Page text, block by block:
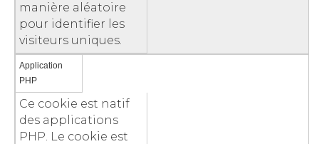
manière aléatoire
pour identifier les
visiteurs uniques.
Application
PHP
Ce cookie est natif
des applications
PHP. Le cookie est